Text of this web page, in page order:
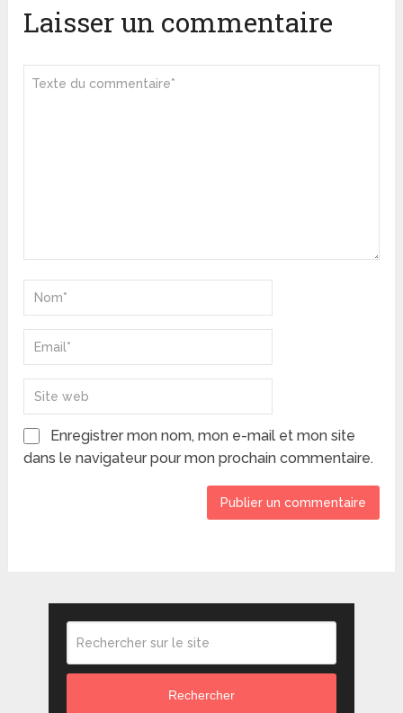
Laisser un commentaire
Enregistrer mon nom, mon e-mail et mon site
dans le navigateur pour mon prochain commentaire.
Rechercher